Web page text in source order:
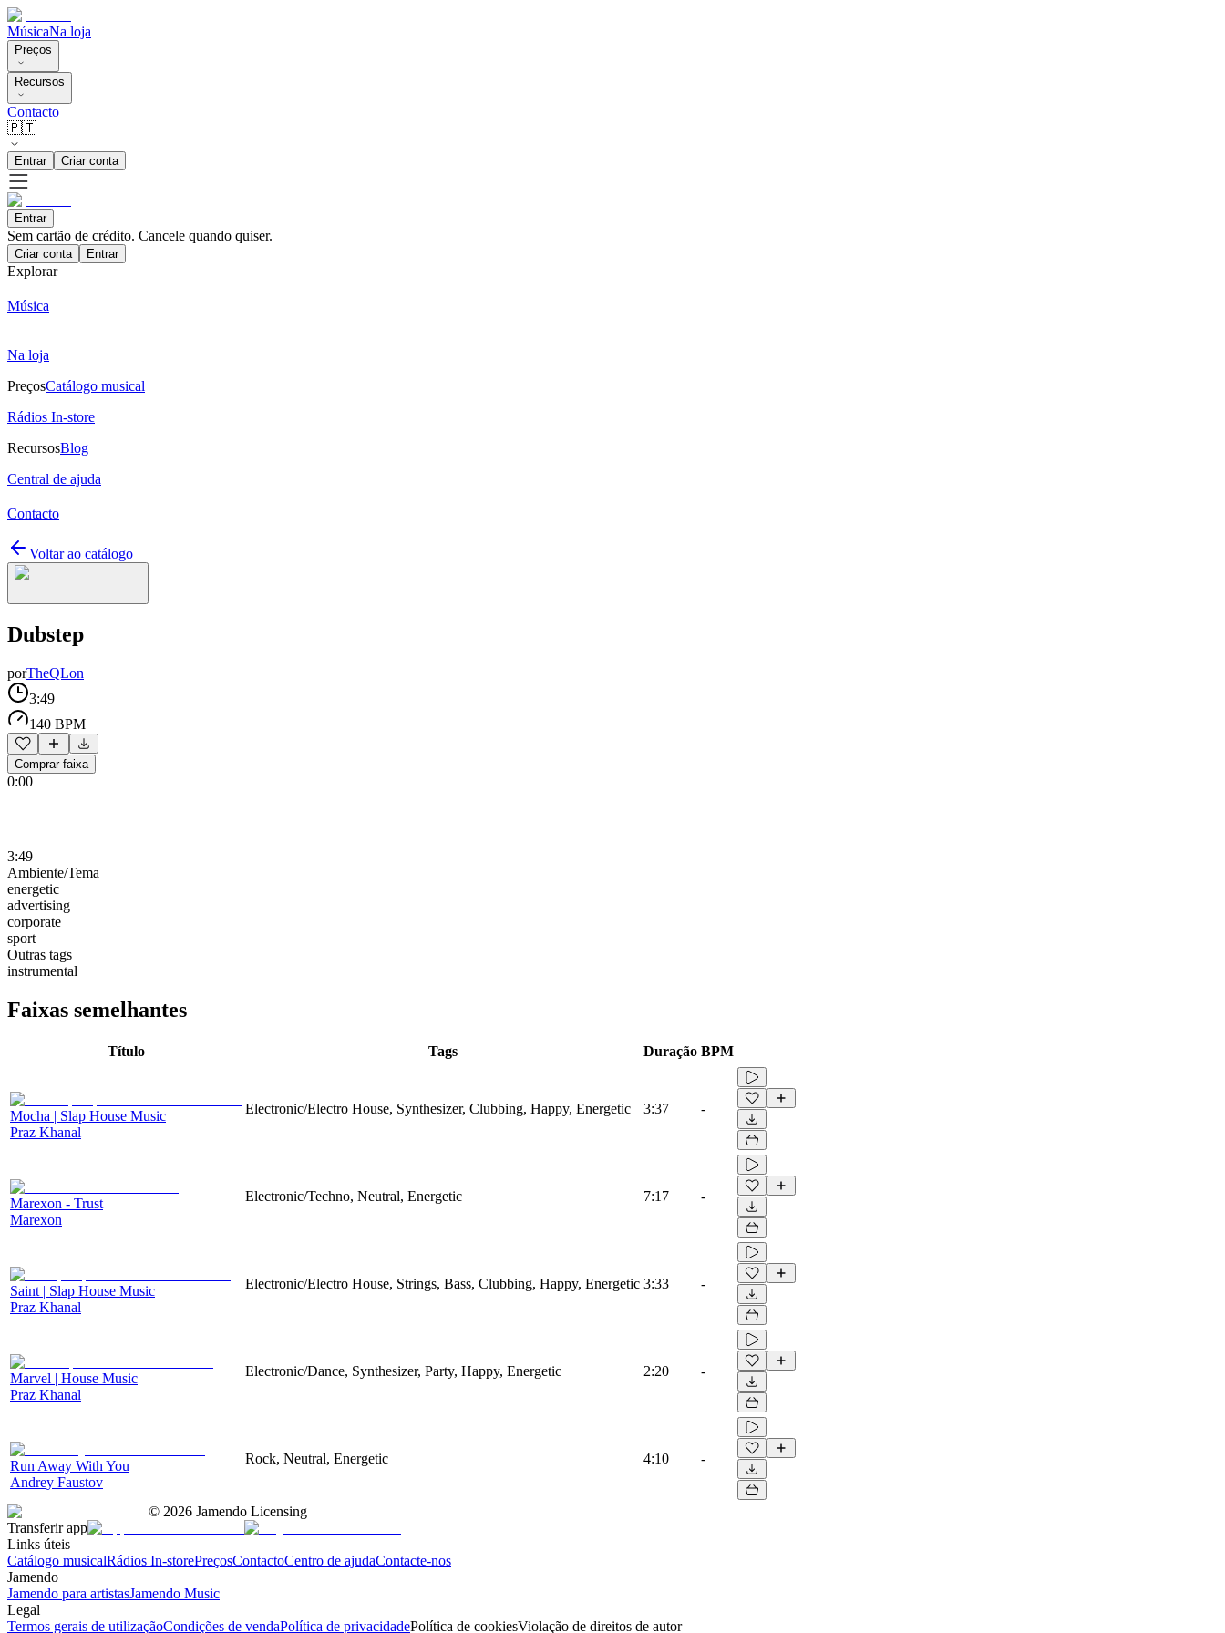
MúsicaNa loja
Preços
Recursos
Contacto
🇵🇹
Entrar Criar conta
Entrar
Sem cartão de crédito. Cancele quando quiser.
Criar conta Entrar
Explorar
Música
Na loja
PreçosCatálogo musical
Rádios In-store
RecursosBlog
Central de ajuda
Contacto
Voltar ao catálogo
Dubstep
porTheQLon
3:49
140 BPM
Comprar faixa
0:00
3:49
Ambiente/Tema
energetic
advertising
corporate
sport
Outras tags
instrumental
Faixas semelhantes
Título Tags Duração BPM
Mocha | Slap House Music
Praz Khanal
Electronic/Electro House, Synthesizer, Clubbing, Happy, Energetic 3:37 -
Marexon - Trust
Marexon
Electronic/Techno, Neutral, Energetic 7:17 -
Saint | Slap House Music
Praz Khanal
Electronic/Electro House, Strings, Bass, Clubbing, Happy, Energetic 3:33 -
Marvel | House Music
Praz Khanal
Electronic/Dance, Synthesizer, Party, Happy, Energetic 2:20 -
Run Away With You
Andrey Faustov
Rock, Neutral, Energetic 4:10 -
© 2026 Jamendo Licensing
Transferir app
Links úteis
Catálogo musicalRádios In-storePreçosContactoCentro de ajudaContacte-nos
Jamendo
Jamendo para artistasJamendo Music
Legal
Termos gerais de utilizaçãoCondições de vendaPolítica de privacidadePolítica de cookiesViolação de direitos de autor